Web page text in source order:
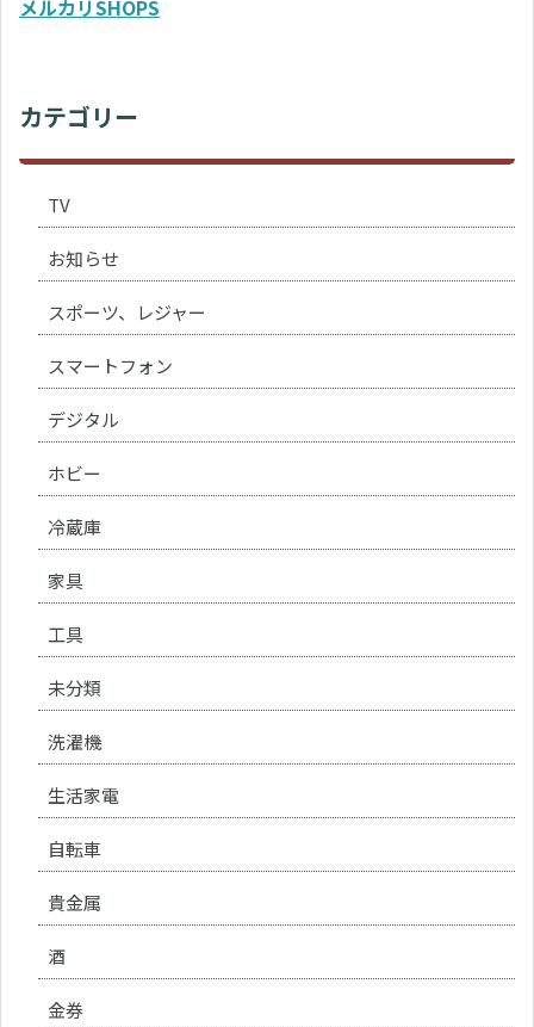
メルカリSHOPS
カテゴリー
TV
お知らせ
スポーツ、レジャー
スマートフォン
デジタル
ホビー
冷蔵庫
家具
工具
未分類
洗濯機
生活家電
自転車
貴金属
酒
金券